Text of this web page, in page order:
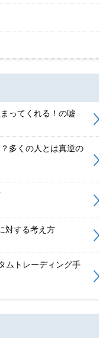
ってくれる！の嘘
多くの人とは真逆の
対する考え方
ムトレーディング手